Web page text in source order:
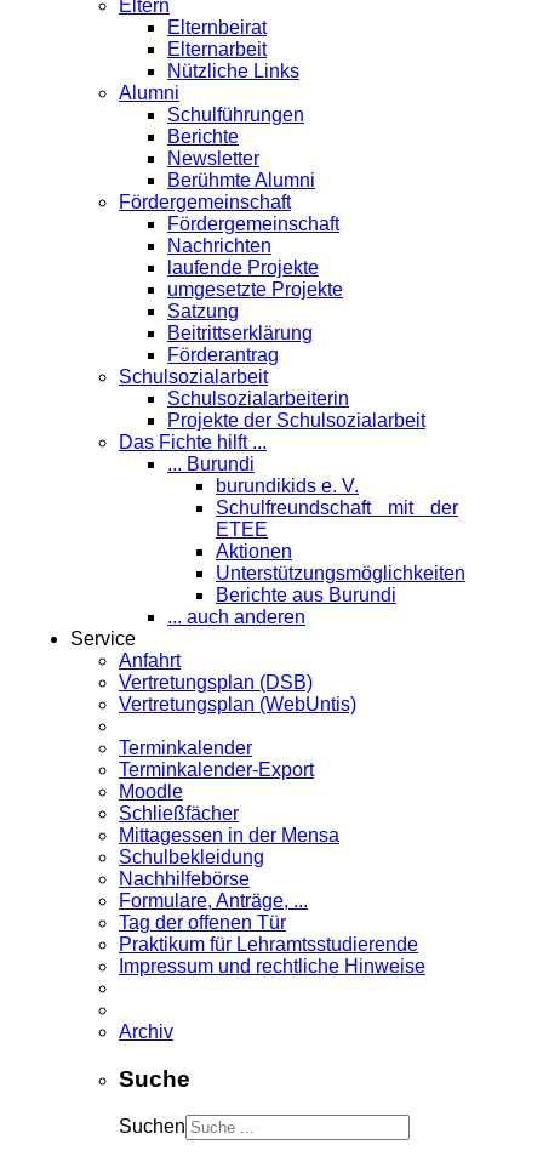
Eltern
Elternbeirat
Elternarbeit
Nützliche Links
Alumni
Schulführungen
Berichte
Newsletter
Berühmte Alumni
Förder­gemeinschaft
Fördergemeinschaft
Nachrichten
laufende Projekte
umgesetzte Projekte
Satzung
Beitrittserklärung
Förderantrag
Schul­sozialarbeit
Schulsozialarbeiterin
Projekte der Schulsozialarbeit
Das Fichte hilft ...
... Burundi
burundikids e. V.
Schulfreundschaft mit der
ETEE
Aktionen
Unterstützungsmöglichkeiten
Berichte aus Burundi
... auch anderen
Service
Anfahrt
Vertretungsplan (DSB)
Vertretungsplan (WebUntis)
Terminkalender
Terminkalender-Export
Moodle
Schließfächer
Mittagessen in der Mensa
Schulbekleidung
Nachhilfebörse
Formulare, Anträge, ...
Tag der offenen Tür
Praktikum für Lehramts­studierende
Impressum und rechtliche Hinweise
Archiv
Suche
Suchen